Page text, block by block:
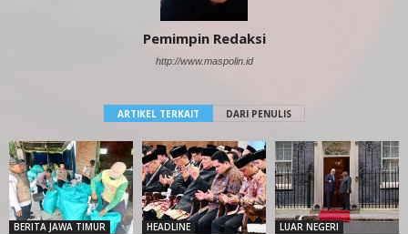
Pemimpin Redaksi
http://www.maspolin.id
ARTIKEL TERKAIT DARI PENULIS
BERITA JAWA TIMUR HEADLINE LUAR NEGERI